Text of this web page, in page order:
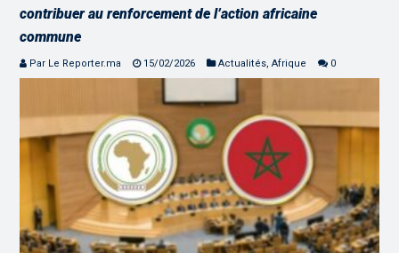
contribuer au renforcement de l’action africaine
commune
Par Le Reporter.ma 15/02/2026 Actualités,Afrique 0